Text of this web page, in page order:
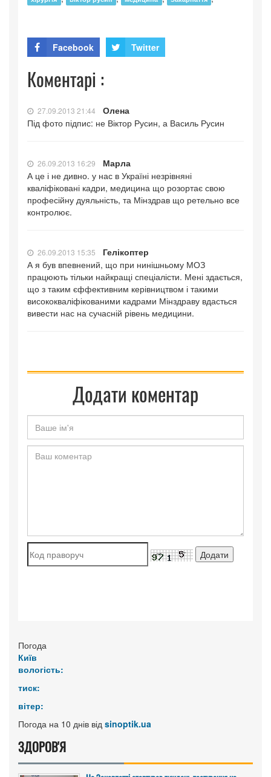
Facebook Twitter
Коментарі :
27.09.2013 21:44
Олена
Під фото підпис: не Віктор Русин, а Василь Русин
26.09.2013 16:29
Марла
А це і не дивно. у нас в Україні незрівняні
кваліфіковані кадри, медицина що розортає свою
професійну дуяльність, та Мінздрав що ретельно все
контролює.
26.09.2013 15:35
Гелікоптер
А я був впевнений, що при нинішньому МОЗ
працюють тільки найкращі спеціалісти. Мені здається,
що з таким єффективним керівництвом і такими
висококваліфікованими кадрами Мінздраву вдасться
вивести нас на сучасній рівень медицини.
Додати коментар
Погода
Київ
вологість:
тиск:
вітер:
Погода на 10 днів від sinoptik.ua
ЗДОРОВ'Я